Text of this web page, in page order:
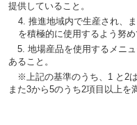
提供していること。
4. 推進地域内で生産され、
を積極的に使用するよう 努め
5. 地場産品を使用するメニュ
あること。
※上記の基準のうち、 1 と2は
また3から5のうち2項目以上を